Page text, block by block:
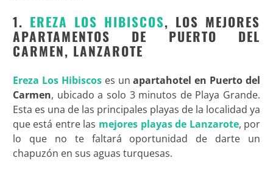
1. EREZA LOS HIBISCOS, LOS MEJORES
APARTAMENTOS DE PUERTO DEL
CARMEN, LANZAROTE
Ereza Los Hibiscoses unapartahotel en Puerto del
Carmen, ubicado a solo 3 minutos de Playa Grande.
Esta es una de las principales playas de la localidad ya
que está entre las mejores playas de Lanzarote, por
lo que no te faltará oportunidad de darte un
chapuzón en sus aguas turquesas.